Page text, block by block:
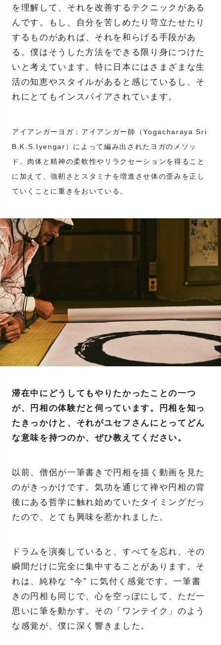
を理解して、それを改善するテクニックがある
んです。もし、自分を苦しめたり苛立たせたり
するものがあれば、それを和らげる手段があ
る。僕はそうした方法をできる限り身につけた
いと考えています。特に日本にはさまざまな生
活の知恵やスタイルがあると感じているし、そ
れにとてもインスパイアされています。
アイアンガーヨガ：アイアンガー師（Yogacharaya Sri
B.K.S.Iyengar）によって編み出されたヨガのメソッ
ド。肉体と精神の柔軟性やリラクセーションを得ること
に加えて、強靭さとスタミナを増進させ体の歪みを正し
ていくことに重きをおいている。
滞在中にどうしてもやりたかったことの一つ
が、円相の体験だと伺っています。円相を知っ
たきっかけと、それがユセフさんにとってどん
な意味を持つのか、ぜひ教えてください。
以前、僧侶が一筆書きで円相を描く動画を見た
のがきっかけです。気功を通じて禅や円相の背
後にある哲学に触れ始めていたタイミングだっ
たので、とても興味を惹かれました。
ドラムを演奏していると、すべてを忘れ、その
瞬間だけに完全に集中することがあります。そ
れは、純粋な “今” に気付く感覚です。一筆書
きの円相も同じで、心を空っぽにして、ただ一
思いに筆を動かす。その「ワンテイク」のよう
な感覚が、僕に深く響きました。